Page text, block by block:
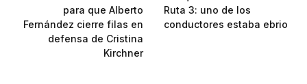
para que Alberto
Fernández cierre filas en
defensa de Cristina
Kirchner
Ruta 3: uno de los
conductores estaba ebrio